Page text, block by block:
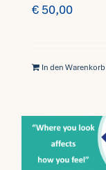
€ 50,00
In den Warenkorb